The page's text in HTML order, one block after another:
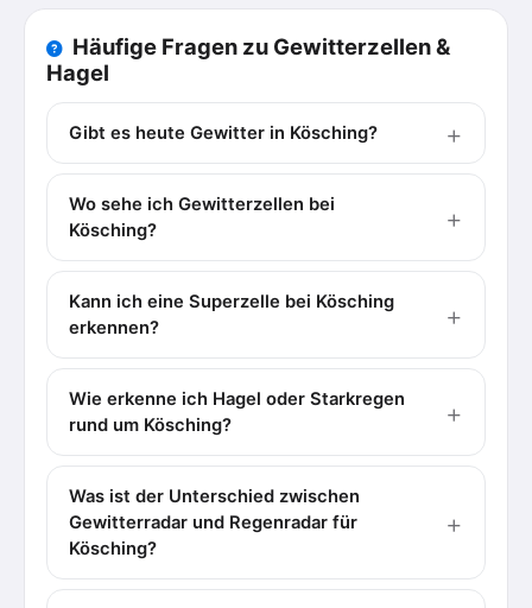
Häufige Fragen zu Gewitterzellen &
Hagel
Gibt es heute Gewitter in Kösching?
Wo sehe ich Gewitterzellen bei
Kösching?
Kann ich eine Superzelle bei Kösching
erkennen?
Wie erkenne ich Hagel oder Starkregen
rund um Kösching?
Was ist der Unterschied zwischen
Gewitterradar und Regenradar für
Kösching?